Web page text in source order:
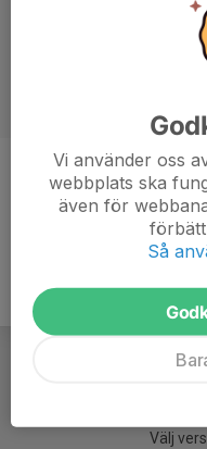
Ålder 33
Välj
Vi använder oss
webbplats ska
även för
Så